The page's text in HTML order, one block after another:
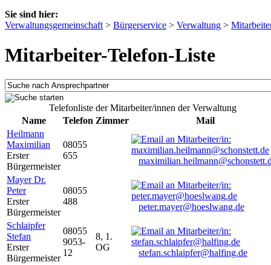
Sie sind hier:
Verwaltungsgemeinschaft > Bürgerservice > Verwaltung >
Mitarbeiter-Telefon-Liste
Telefonliste der Mitarbeiter/innen der Verwaltung
Name
Telefon Zimmer
Mail
Heilmann
Maximilian
Erster
Bürgermeister
08055
655
Mayer Dr.
Peter
Erster
Bürgermeister
08055
488
peter.mayer@hoeslwang.de
Schlaipfer
Stefan
Erster
Bürgermeister
08055
9053-
12
8, 1.
OG
stefan.schlaipfer@halfing.de